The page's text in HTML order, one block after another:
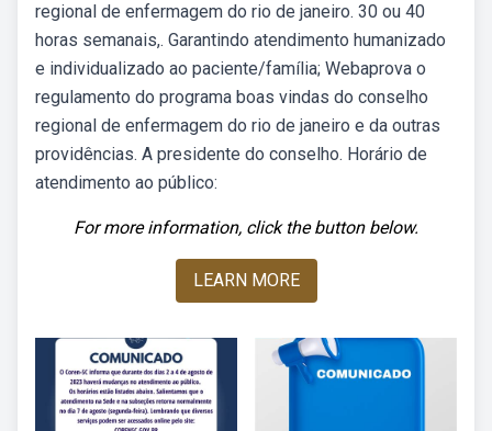
regional de enfermagem do rio de janeiro. 30 ou 40
horas semanais,. Garantindo atendimento humanizado
e individualizado ao paciente/família; Webaprova o
regulamento do programa boas vindas do conselho
regional de enfermagem do rio de janeiro e da outras
providências. A presidente do conselho. Horário de
atendimento ao público:
For more information, click the button below.
LEARN MORE